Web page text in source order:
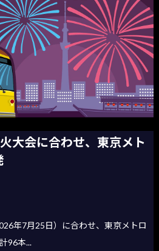
大会に合わせ、東京メト
年7月25日）に合わせ、東京メトロ
96本...